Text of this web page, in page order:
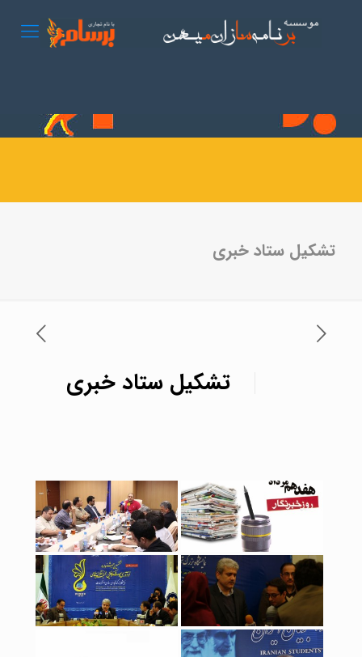
تشکیل ستاد خبری
تشکیل ستاد خبری